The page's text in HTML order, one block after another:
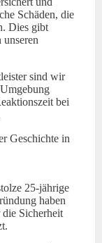
Schäden, die
Dies gibt
sind wir
bei
Geschichte in
25-jährige
haben
Sicherheit